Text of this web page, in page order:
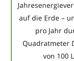
auf die Erde –
pro Jahr
Quadratmeter
von 100